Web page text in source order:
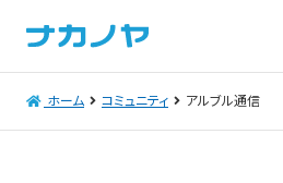
ホーム コミュニティ アルブル通信